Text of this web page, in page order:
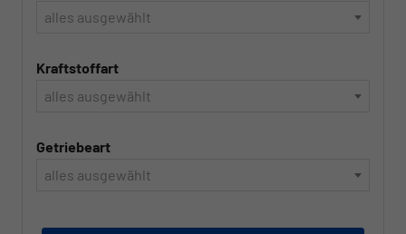
alles ausgewählt
Kraftstoffart
alles ausgewählt
Getriebeart
alles ausgewählt